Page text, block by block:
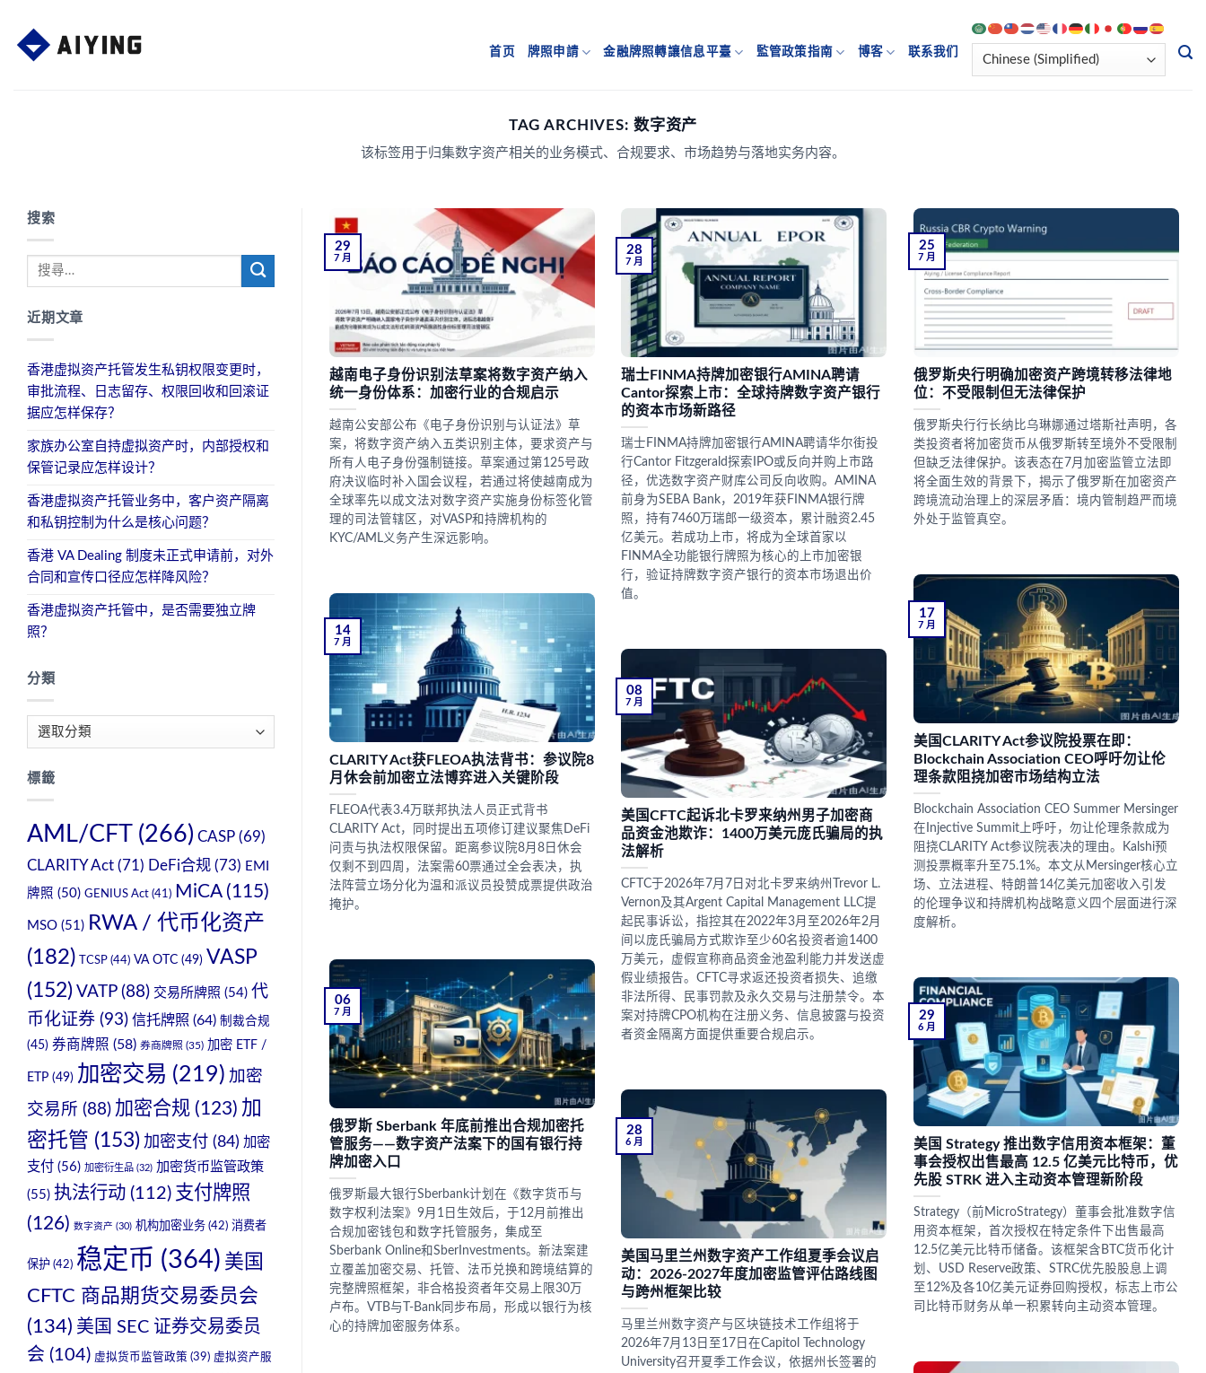
content
首页 牌照申請 金融牌照轉讓信息平臺 監管政策指南 博客 联系我们
TAG ARCHIVES: 数字资产
该标签用于归集数字资产相关的业务模式、合规要求、市场趋势与落地实务内容。
搜索
近期文章
香港虚拟资产托管发生私钥权限变更时，
审批流程、日志留存、权限回收和回滚证
据应怎样保存？
家族办公室自持虚拟资产时，内部授权和
保管记录应怎样设计？
香港虚拟资产托管业务中，客户资产隔离
和私钥控制为什么是核心问题？
香港 VA Dealing 制度未正式申请前，对外
合同和宣传口径应怎样降风险？
香港虚拟资产托管中，是否需要独立牌
照？
分類
標籤
AML/CFT (266) CASP (69)
CLARITY Act (71) DeFi合规 (73) EMI
牌照 (50) GENIUS Act (41) MiCA(115)
MSO (51) RWA / 代币化资产
(182)
TCSP (44) VA OTC (49) VASP
(152) VATP(88) 交易所牌照 (54) 代
币化证券 (93) 信托牌照 (64) 制裁合规
(45) 券商牌照 (58) 券商牌照 (35) 加密 ETF /
ETP (49) 加密交易 (219) 加密
交易所 (88) 加密合规 (123) 加
密托管 (153) 加密支付 (84) 加密
支付 (56) 加密衍生品 (32) 加密货币监管政策
(55) 执法行动 (112) 支付牌照
(126) 数字资产 (30) 机构加密业务 (42) 消费者
保护 (42) 稳定币 (364) 美国
CFTC 商品期货交易委员会
(134) 美国 SEC 证券交易委员
会 (104) 虚拟货币监管政策 (39) 虚拟资产服
越南电子身份识别法草案将数字资产纳入
统一身份体系：加密行业的合规启示
越南公安部公布《电子身份识别与认证法》草
案，将数字资产纳入五类识别主体，要求资产与
所有人电子身份强制链接。草案通过第125号政
府决议临时补入国会议程，若通过将使越南成为
全球率先以成文法对数字资产实施身份标签化管
理的司法管辖区，对VASP和持牌机构的
KYC/AML义务产生深远影响。
29
7 月
瑞士FINMA持牌加密银行AMINA聘请
Cantor探索上市：全球持牌数字资产银行
的资本市场新路径
瑞士FINMA持牌加密银行AMINA聘请华尔街投
行Cantor Fitzgerald探索IPO或反向并购上市路
径，优选数字资产财库公司反向收购。AMINA
前身为SEBA Bank，2019年获FINMA银行牌
照，持有7460万瑞郎一级资本，累计融资2.45
亿美元。若成功上市，将成为全球首家以
FINMA全功能银行牌照为核心的上市加密银
行，验证持牌数字资产银行的资本市场退出价
值。
28
7 月
俄罗斯央行明确加密资产跨境转移法律地
位：不受限制但无法律保护
俄罗斯央行行长纳比乌琳娜通过塔斯社声明，各
类投资者将加密货币从俄罗斯转至境外不受限制
但缺乏法律保护。该表态在7月加密监管立法即
将全面生效的背景下，揭示了俄罗斯在加密资产
跨境流动治理上的深层矛盾：境内管制趋严而境
外处于监管真空。
25
7 月
美国CLARITY Act参议院投票在即：
Blockchain Association CEO呼吁勿让伦
理条款阻挠加密市场结构立法
Blockchain Association CEO Summer Mersinger
在Injective Summit上呼吁，勿让伦理条款成为
阻挠CLARITY Act参议院表决的理由。Kalshi预
测投票概率升至75.1%。本文从Mersinger核心立
场、立法进程、特朗普14亿美元加密收入引发
的伦理争议和持牌机构战略意义四个层面进行深
度解析。
17
7 月
CLARITY Act获FLEOA执法背书：参议院8
月休会前加密立法博弈进入关键阶段
FLEOA代表3.4万联邦执法人员正式背书
CLARITY Act，同时提出五项修订建议聚焦DeFi
问责与执法权限保留。距离参议院8月8日休会
仅剩不到四周，法案需60票通过全会表决，执
法阵营立场分化为温和派议员投赞成票提供政治
掩护。
14
7 月
美国CFTC起诉北卡罗来纳州男子加密商
品资金池欺诈：1400万美元庞氏骗局的执
法解析
CFTC于2026年7月7日对北卡罗来纳州Trevor L.
Vernon及其Argent Capital Management LLC提
起民事诉讼，指控其在2022年3月至2026年2月
间以庞氏骗局方式欺诈至少60名投资者逾1400
万美元，虚假宣称商品资金池盈利能力并发送虚
假业绩报告。CFTC寻求返还投资者损失、追缴
非法所得、民事罚款及永久交易与注册禁令。本
案对持牌CPO机构在注册义务、信息披露与投资
者资金隔离方面提供重要合规启示。
08
7 月
俄罗斯 Sberbank 年底前推出合规加密托
管服务——数字资产法案下的国有银行持
牌加密入口
俄罗斯最大银行Sberbank计划在《数字货币与
数字权利法案》9月1日生效后，于12月前推出
合规加密钱包和数字托管服务，集成至
Sberbank Online和SberInvestments。新法案建
立覆盖加密交易、托管、法币兑换和跨境结算的
完整牌照框架，非合格投资者年交易上限30万
卢布。VTB与T-Bank同步布局，形成以银行为核
心的持牌加密服务体系。
06
7 月
美国 Strategy 推出数字信用资本框架：董
事会授权出售最高 12.5 亿美元比特币，优
先股 STRK 进入主动资本管理新阶段
Strategy（前MicroStrategy）董事会批准数字信
用资本框架，首次授权在特定条件下出售最高
12.5亿美元比特币储备。该框架含BTC货币化计
划、USD Reserve政策、STRC优先股股息上调
至12%及各10亿美元证券回购授权，标志上市公
司比特币财务从单一积累转向主动资本管理。
29
6 月
美国马里兰州数字资产工作组夏季会议启
动：2026-2027年度加密监管评估路线图
与跨州框架比较
马里兰州数字资产与区块链技术工作组将于
2026年7月13日至17日在Capitol Technology
University召开夏季工作会议，依据州长签署的
28
6 月